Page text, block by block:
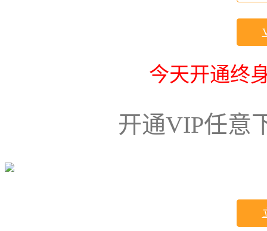
今天开通终
开通VIP任意